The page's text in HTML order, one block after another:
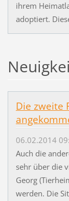
ihrem
adoptiert.
Die zweite
06.02.2014
Auch die
sehr über die
Georg
werden. Die